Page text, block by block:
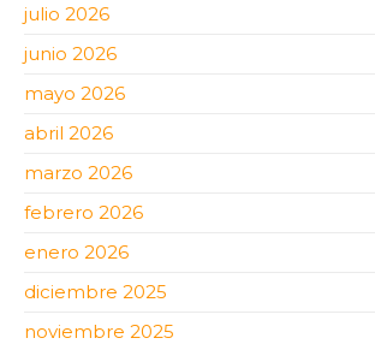
julio 2026
junio 2026
mayo 2026
abril 2026
marzo 2026
febrero 2026
enero 2026
diciembre 2025
noviembre 2025